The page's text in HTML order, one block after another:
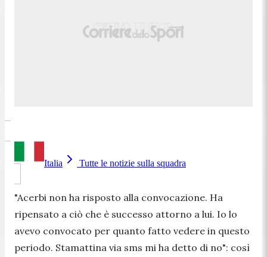
Italia Tutte le notizie sulla squadra
"Acerbi non ha risposto alla convocazione. Ha
ripensato a ciò che è successo attorno a lui. Io lo
avevo convocato per quanto fatto vedere in questo
periodo. Stamattina via sms mi ha detto di no": così